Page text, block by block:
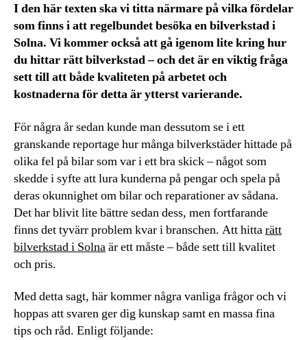
I den här texten ska vi titta närmare på vilka fördelar
som finns i att regelbundet besöka en bilverkstad i
Solna. Vi kommer också att gå igenom lite kring hur
du hittar rätt bilverkstad – och det är en viktig fråga
sett till att både kvaliteten på arbetet och
kostnaderna för detta är ytterst varierande.
För några år sedan kunde man dessutom se i ett
granskande reportage hur många bilverkstäder hittade på
olika fel på bilar som var i ett bra skick – något som
skedde i syfte att lura kunderna på pengar och spela på
deras okunnighet om bilar och reparationer av sådana.
Det har blivit lite bättre sedan dess, men fortfarande
finns det tyvärr problem kvar i branschen. Att hittarätt
bilverkstad i Solnaär ett måste – både sett till kvalitet
och pris.
Med detta sagt, här kommer några vanliga frågor och vi
hoppas att svaren ger dig kunskap samt en massa fina
tips och råd. Enligt följande: